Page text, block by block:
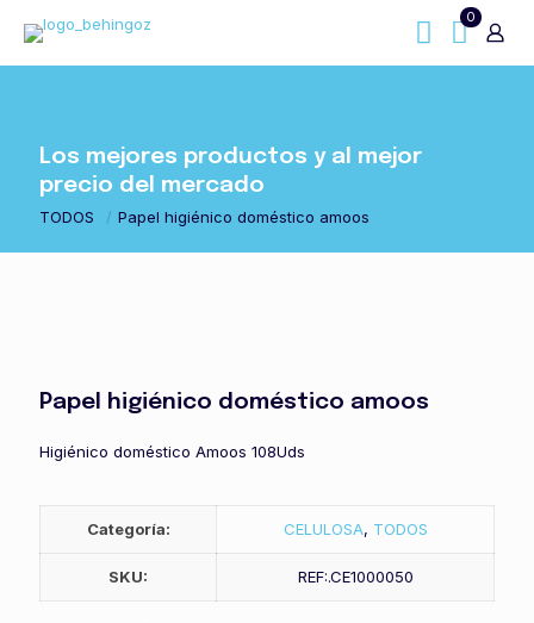
0
Los mejores productos y al mejor
precio del mercado
TODOS / Papel higiénico doméstico amoos
Papel higiénico doméstico amoos
Higiénico doméstico Amoos 108Uds
Categoría: CELULOSA, TODOS
SKU: REF:.CE1000050